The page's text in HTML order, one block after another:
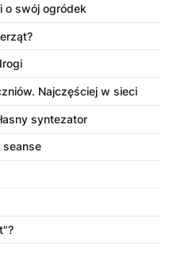
o swój ogródek
Najczęściej w sieci
syntezator
seanse